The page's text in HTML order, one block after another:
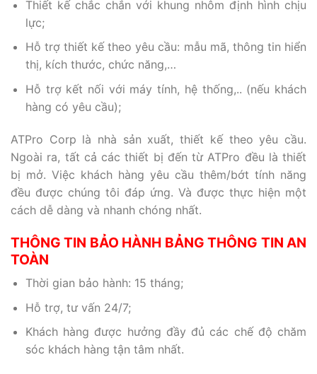
Thiết kế chắc chắn với khung nhôm định hình chịu
lực;
Hỗ trợ thiết kế theo yêu cầu: mẫu mã, thông tin hiển
thị, kích thước, chức năng,…
Hỗ trợ kết nối với máy tính, hệ thống,.. (nếu khách
hàng có yêu cầu);
ATPro Corp là nhà sản xuất, thiết kế theo yêu cầu.
Ngoài ra, tất cả các thiết bị đến từ ATPro đều là thiết
bị mở. Việc khách hàng yêu cầu thêm/bớt tính năng
đều được chúng tôi đáp ứng. Và được thực hiện một
cách dễ dàng và nhanh chóng nhất.
THÔNG TIN BẢO HÀNH BẢNG THÔNG TIN AN
TOÀN
Thời gian bảo hành: 15 tháng;
Hỗ trợ, tư vấn 24/7;
Khách hàng được hưởng đầy đủ các chế độ chăm
sóc khách hàng tận tâm nhất.